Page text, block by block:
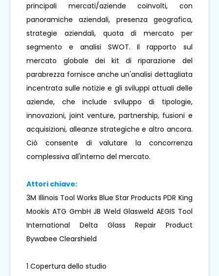
principali mercati/aziende coinvolti, con
panoramiche aziendali, presenza geografica,
strategie aziendali, quota di mercato per
segmento e analisi SWOT. Il rapporto sul
mercato globale dei kit di riparazione del
parabrezza fornisce anche un'analisi dettagliata
incentrata sulle notizie e gli sviluppi attuali delle
aziende, che include sviluppo di tipologie,
innovazioni, joint venture, partnership, fusioni e
acquisizioni, alleanze strategiche e altro ancora.
Ciò consente di valutare la concorrenza
complessiva all'interno del mercato.
Attori chiave:
3M Illinois Tool Works Blue Star Products PDR King
Mookis ATG GmbH JB Weld Glasweld AEGIS Tool
International Delta Glass Repair Product
Bywabee Clearshield
1 Copertura dello studio